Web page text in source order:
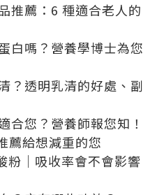
推薦：6 種適合老人的
白嗎？營養學博士為您
？透明乳清的好處、副
合您？營養師報您知！
薦給想減重的您
粉｜吸收率會不會影響